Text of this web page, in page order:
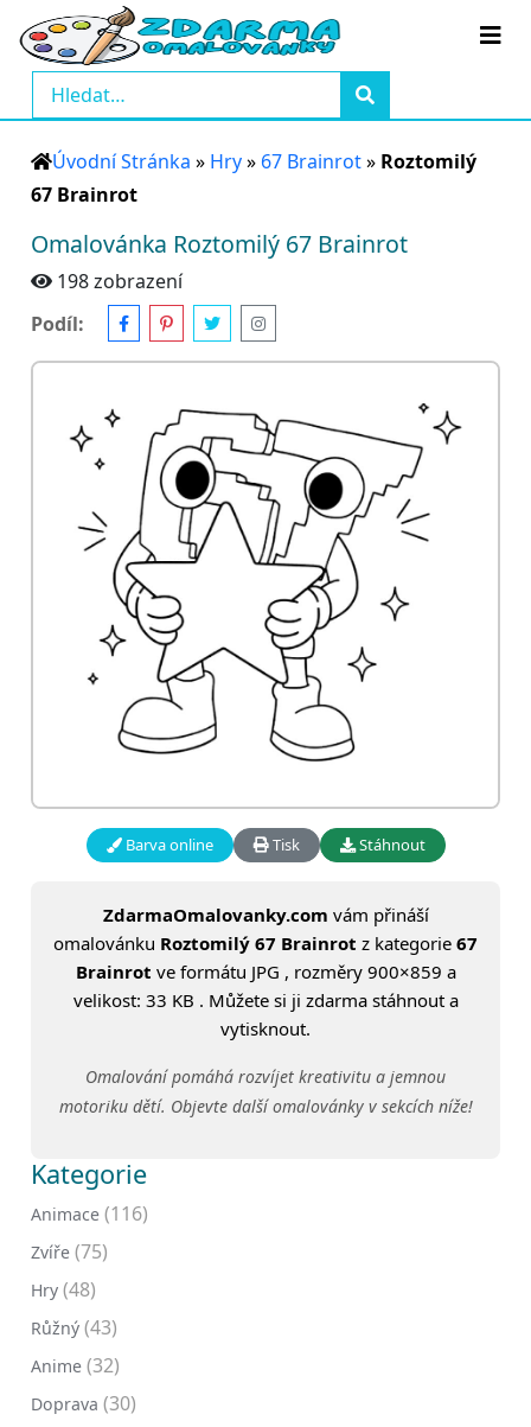
Úvodní Stránka » Hry» 67 Brainrot» Roztomilý
67 Brainrot
Omalovánka Roztomilý 67 Brainrot
198 zobrazení
Podíl:
Barva online Tisk Stáhnout
ZdarmaOmalovanky.com vám přináší
omalovánku Roztomilý 67 Brainrot z kategorie 67
Brainrot ve formátu JPG , rozměry 900×859 a
velikost: 33 KB . Můžete si ji zdarma stáhnout a
vytisknout.
Omalování pomáhá rozvíjet kreativitu a jemnou
motoriku dětí. Objevte další omalovánky v sekcích níže!
Kategorie
Animace (116)
Zvíře (75)
Hry (48)
Růžný (43)
Anime (32)
Doprava (30)